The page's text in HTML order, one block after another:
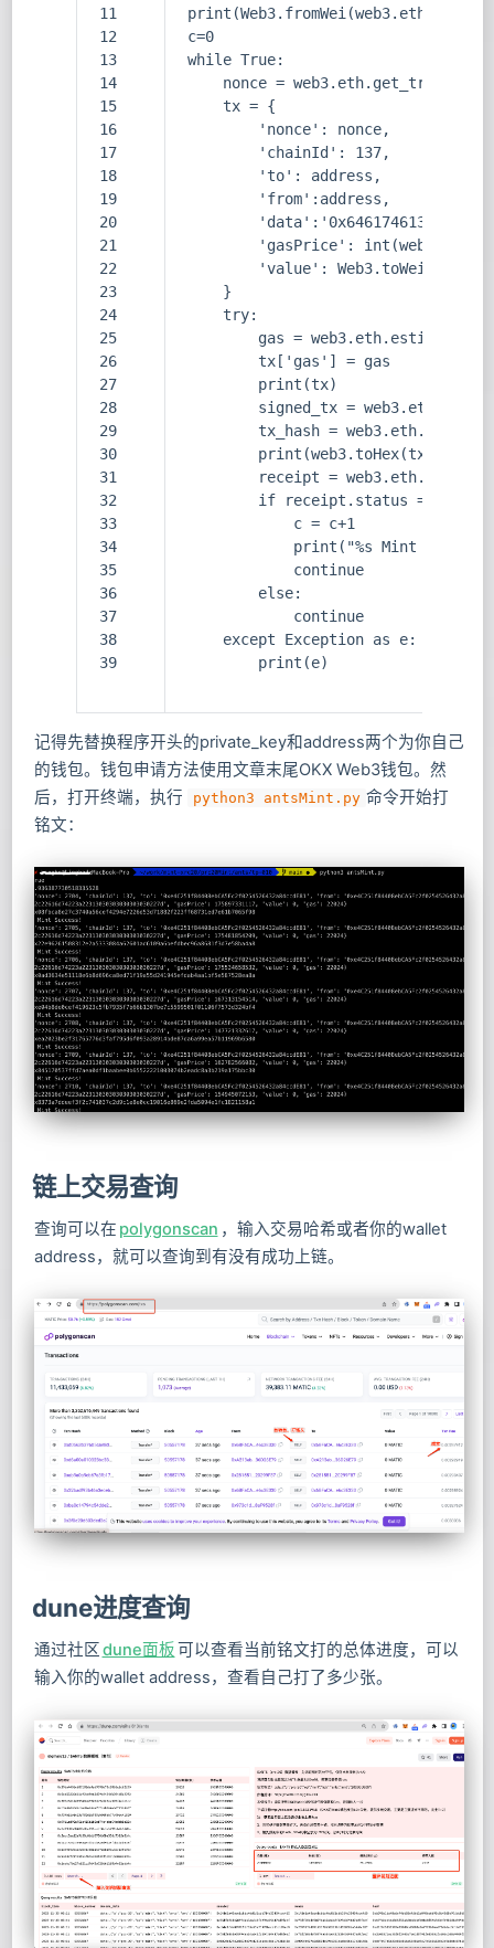
11
12
13
14
15
16
17
18
19
20
21
22
23
24
25
26
27
28
29
30
31
32
33
34
35
36
37
38
39
c=0
while True:
nonce =
    tx = {
        'nonce': nonce,
        'chainId': 137,
        'to': address,
        'from':address,
'gasPrice':
'value': Web3.toWei(0,
    }
    try:
gas =
        tx['gas'] = gas
        print(tx)
signed_tx =
tx_hash =
        print(web3.toHex(tx_hash))
receipt =
        if receipt.status == 1:
            c = c+1
print("%s Mint
            continue
        else:
            continue
    except Exception as e:
        print(e)
记得先替换程序开头的private_key和address两个为你自己
的钱包。钱包申请方法使用文章末尾OKX Web3钱包。然
后，打开终端，执行
python3 antsMint.py 命令开始打
铭文：
链上交易查询
查询可以在 polygonscan ，输入交易哈希或者你的wallet
address，就可以查询到有没有成功上链。
dune进度查询
通过社区 dune面板 可以查看当前铭文打的总体进度，可以
输入你的wallet address，查看自己打了多少张。